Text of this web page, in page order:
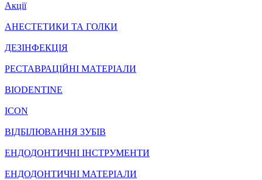
Акції
АНЕСТЕТИКИ ТА ГОЛКИ
ДЕЗІНФЕКЦІЯ
РЕСТАВРАЦІЙНІ МАТЕРІАЛИ
BIODENTINE
ICON
ВІДБІЛЮВАННЯ ЗУБІВ
ЕНДОДОНТИЧНІ ІНСТРУМЕНТИ
ЕНДОДОНТИЧНІ МАТЕРІАЛИ